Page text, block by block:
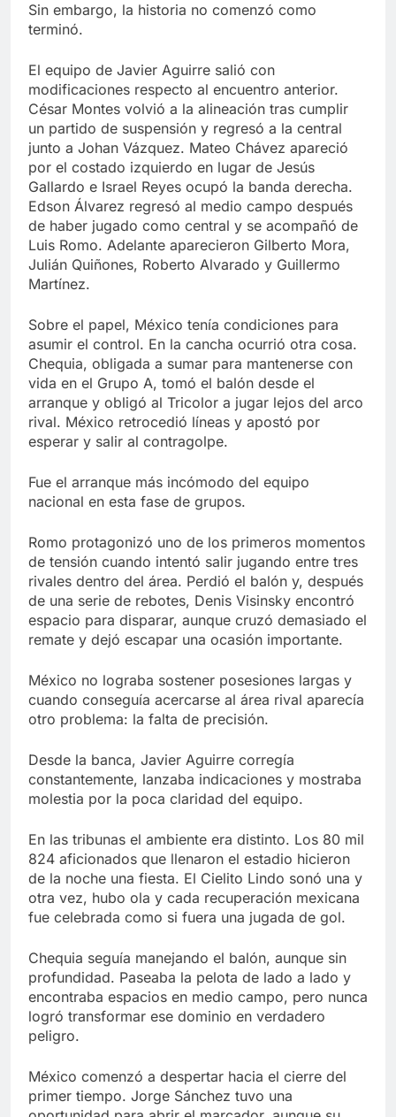
Sin embargo, la historia no comenzó como
terminó.
El equipo de Javier Aguirre salió con
modificaciones respecto al encuentro anterior.
César Montes volvió a la alineación tras cumplir
un partido de suspensión y regresó a la central
junto a Johan Vázquez. Mateo Chávez apareció
por el costado izquierdo en lugar de Jesús
Gallardo e Israel Reyes ocupó la banda derecha.
Edson Álvarez regresó al medio campo después
de haber jugado como central y se acompañó de
Luis Romo. Adelante aparecieron Gilberto Mora,
Julián Quiñones, Roberto Alvarado y Guillermo
Martínez.
Sobre el papel, México tenía condiciones para
asumir el control. En la cancha ocurrió otra cosa.
Chequia, obligada a sumar para mantenerse con
vida en el Grupo A, tomó el balón desde el
arranque y obligó al Tricolor a jugar lejos del arco
rival. México retrocedió líneas y apostó por
esperar y salir al contragolpe.
Fue el arranque más incómodo del equipo
nacional en esta fase de grupos.
Romo protagonizó uno de los primeros momentos
de tensión cuando intentó salir jugando entre tres
rivales dentro del área. Perdió el balón y, después
de una serie de rebotes, Denis Visinsky encontró
espacio para disparar, aunque cruzó demasiado el
remate y dejó escapar una ocasión importante.
México no lograba sostener posesiones largas y
cuando conseguía acercarse al área rival aparecía
otro problema: la falta de precisión.
Desde la banca, Javier Aguirre corregía
constantemente, lanzaba indicaciones y mostraba
molestia por la poca claridad del equipo.
En las tribunas el ambiente era distinto. Los 80 mil
824 aficionados que llenaron el estadio hicieron
de la noche una fiesta. El Cielito Lindo sonó una y
otra vez, hubo ola y cada recuperación mexicana
fue celebrada como si fuera una jugada de gol.
Chequia seguía manejando el balón, aunque sin
profundidad. Paseaba la pelota de lado a lado y
encontraba espacios en medio campo, pero nunca
logró transformar ese dominio en verdadero
peligro.
México comenzó a despertar hacia el cierre del
primer tiempo. Jorge Sánchez tuvo una